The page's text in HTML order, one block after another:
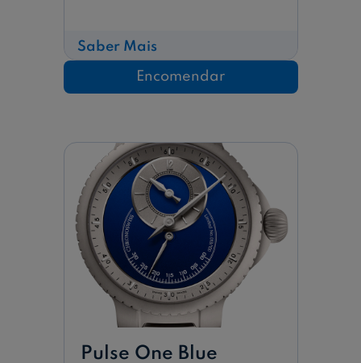
Saber Maissobre
Evolution
Strike
Two
Stellar
Of
100
Encomendar
Pulse One Blue